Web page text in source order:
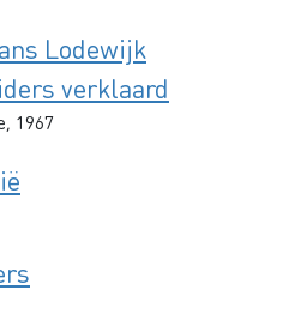
Lodewijk
verklaard
1967